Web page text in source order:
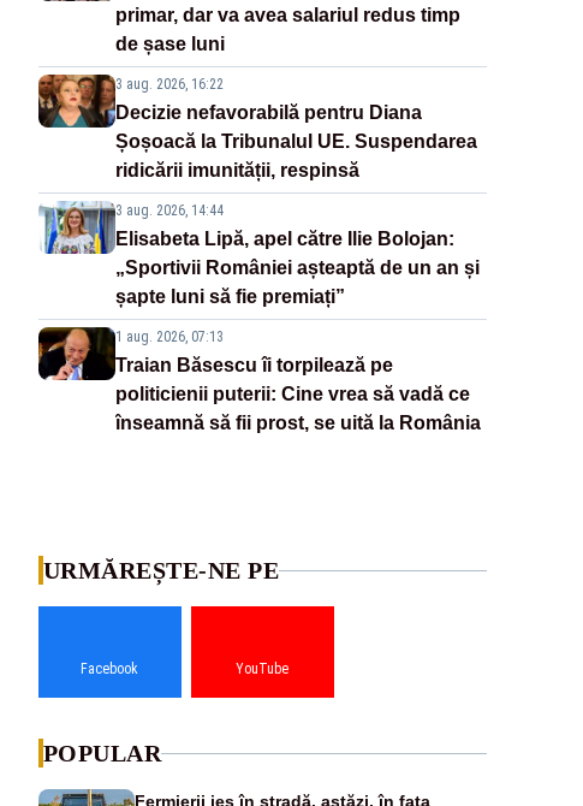
primar, dar va avea salariul redus timp
de șase luni
3 aug. 2026, 16:22
Decizie nefavorabilă pentru Diana
Șoșoacă la Tribunalul UE. Suspendarea
ridicării imunității, respinsă
3 aug. 2026, 14:44
Elisabeta Lipă, apel către Ilie Bolojan:
„Sportivii României așteaptă de un an și
șapte luni să fie premiați”
1 aug. 2026, 07:13
Traian Băsescu îi torpilează pe
politicienii puterii: Cine vrea să vadă ce
înseamnă să fii prost, se uită la România
URMĂREȘTE-NE PE
Facebook YouTube
POPULAR
Fermierii ies în stradă, astăzi, în fața